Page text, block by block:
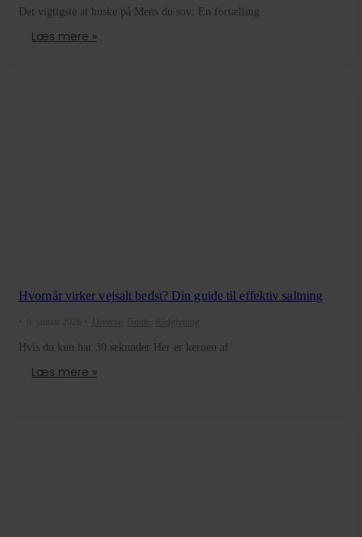
Det vigtigste at huske på Mens du sov: En fortælling
Læs mere »
Hvornår virker vejsalt bedst? Din guide til effektiv saltning
Hvis du kun har 30 sekunder Her er kernen af
Læs mere »